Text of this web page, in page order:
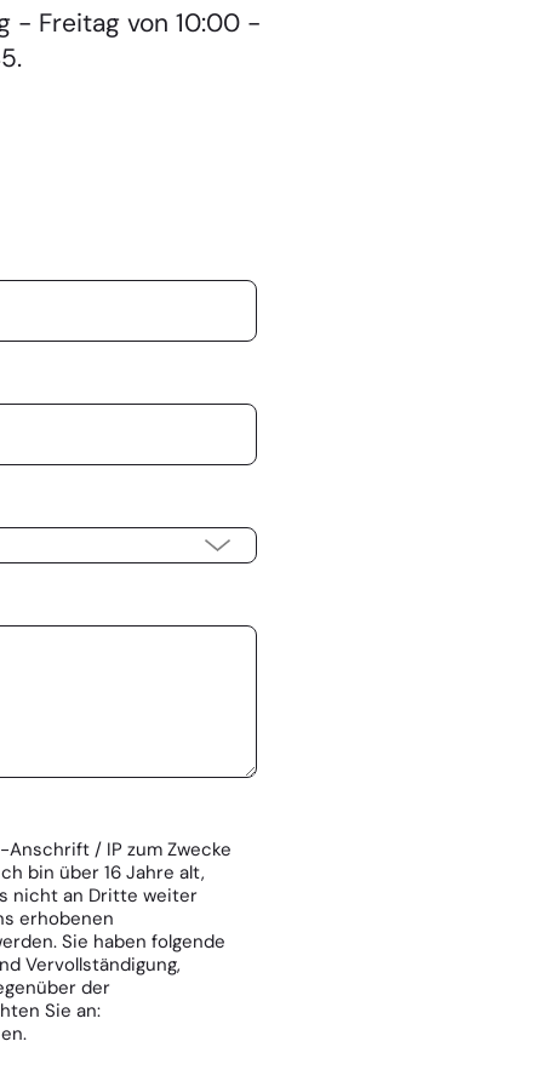
- Freitag von 10:00 -
/ IP zum Zwecke
bin über 16 Jahre alt,
nicht an Dritte weiter
erhobenen
Sie haben folgende
Vervollständigung,
der
Sie an: